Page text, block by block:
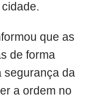
que as
de forma
segurança da
a ordem no